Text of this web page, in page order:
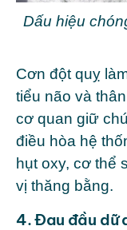
Dấu hiệu
Cơn đột quỵ
tiểu não và
cơ quan giữ
điều hòa hệ
hụt oxy, cơ thể
vị thăng bằng.
4. Đau đầu dữ